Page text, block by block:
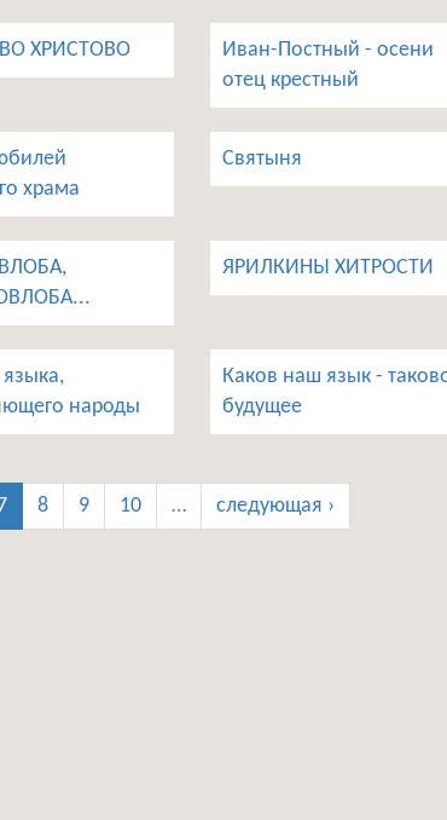
ХРИСТОВО
Иван-Постный - осени
отец крестный
храма
Святыня
ЯРИЛКИНЫ ХИТРОСТИ
народы
Каков наш язык -
будущее
8 9 10 … следующая ›